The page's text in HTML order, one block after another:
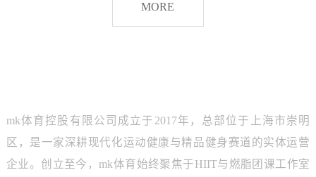
MORE
mk体育控股有限公司成立于2017年，总部位于上海市崇明
区，是一家深耕现代化运动健康与精品健身赛道的实体运营
企业。创立至今，mk体育始终聚焦于HIIT与燃脂团课工作室